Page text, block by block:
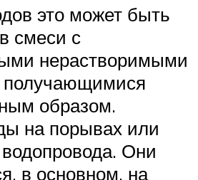
это может быть
смеси с
нерастворимыми
получающимися
образом.
на порывах или
водопровода. Они
в основном, на